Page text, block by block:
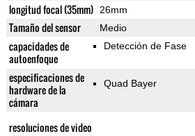
longitud focal (35mm) 26mm
Tamaño del sensor Medio
capacidades de
autoenfoque
Detección de Fase
especificaciones de
hardware de la
cámara
Quad Bayer
resoluciones de video